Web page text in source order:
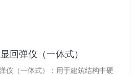
回弹仪（一体式）
仪（一体式）：用于建筑结构中硬